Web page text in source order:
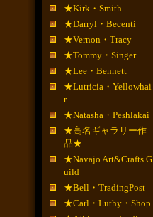
★Kirk・Smith
★Darryl・Becenti
★Vernon・Tracy
★Tommy・Singer
★Lee・Bennett
★Lutricia・Yellowhai
r
★Natasha・Peshlakai
★高名ギャラリー作
品★
★Navajo Art&Crafts G
uild
★Bell・TradingPost
★Carl・Luthy・Shop